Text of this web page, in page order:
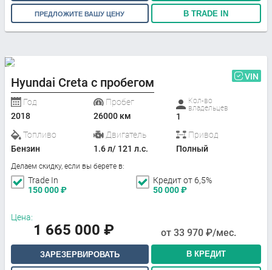
ПРЕДЛОЖИТЕ ВАШУ ЦЕНУ В TRADE IN
Hyundai Creta с пробегом VIN
Год
2018
Пробег
26000 км
Кол-во
владельцев
1
Топливо
Бензин
Двигатель
1.6 л/ 121 л.с.
Привод
Полный
Делаем скидку, если вы берете в:
Trade In
150 000₽
Кредит от 6,5%
50 000₽
Цена:
1 665 000 ₽ от 33 970 ₽/мес.
ЗАРЕЗЕРВИРОВАТЬ В КРЕДИТ